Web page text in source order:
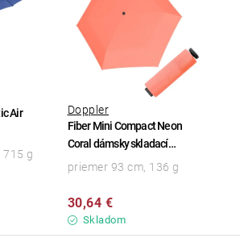
Air
715 g
Fiber Mini Compact Neon
Coral dámsky skladací
dáždnik
Doppler
Skladom
30,64 €
priemer 93 cm, 136 g